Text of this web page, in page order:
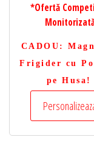
*Ofertă
CADOU :
Frigider cu
pe Husa!